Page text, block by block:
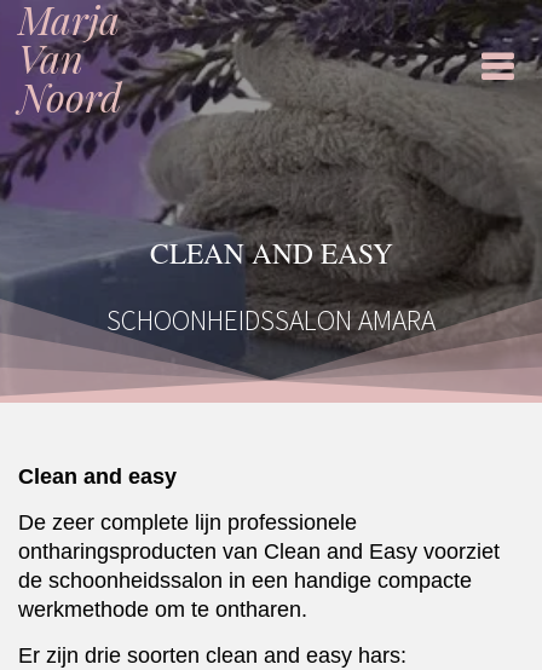
Ga
naar
de
inhoud
Marja
Van
Noord
CLEAN AND EASY
SCHOONHEIDSSALON AMARA
Clean and easy
De zeer complete lijn professionele
ontharingsproducten van Clean and Easy voorziet
de schoonheidssalon in een handige compacte
werkmethode om te ontharen.
Er zijn drie soorten clean and easy hars: